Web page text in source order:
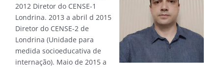
2012 Diretor do CENSE-1
Londrina. 2013 a abril d 2015
Diretor do CENSE-2 de
Londrina (Unidade para
medida socioeducativa de
internação). Maio de 2015 a